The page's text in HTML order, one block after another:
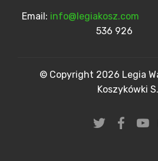
Email: info@legiakosz.com
536
© Copyright 2026 Legia
Koszykówki